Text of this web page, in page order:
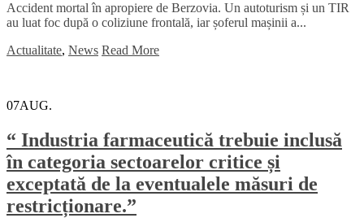
Accident mortal în apropiere de Berzovia. Un autoturism și un TIR
au luat foc după o coliziune frontală, iar șoferul mașinii a...
Actualitate, News Read More
07AUG.
“ Industria farmaceutică trebuie inclusă
în categoria sectoarelor critice și
exceptată de la eventualele măsuri de
restricționare.”